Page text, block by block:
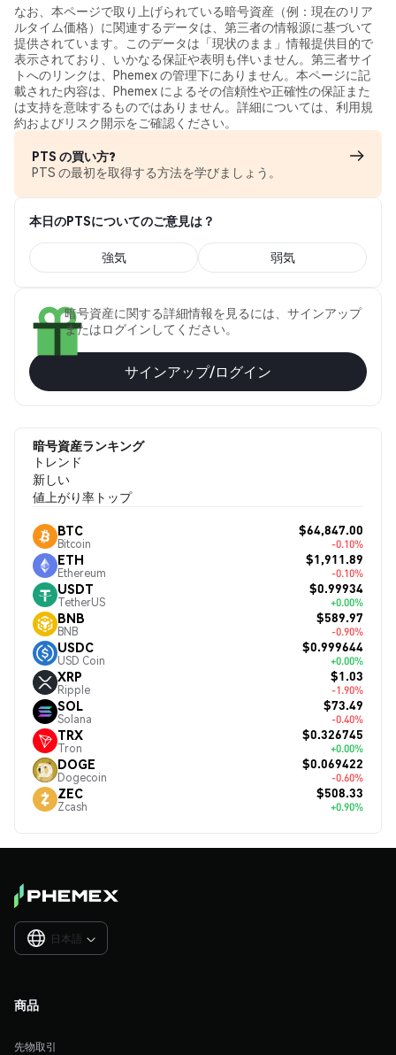
なお、本ページで取り上げられている暗号資産（例：現在のリア
ルタイム価格）に関連するデータは、第三者の情報源に基づいて
提供されています。このデータは「現状のまま」情報提供目的で
表示されており、いかなる保証や表明も伴いません。第三者サイ
トへのリンクは、Phemex の管理下にありません。本ページに記
載された内容は、Phemex によるその信頼性や正確性の保証また
は支持を意味するものではありません。詳細については、利用規
約およびリスク開示をご確認ください。
PTS の買い方?
PTS の最初を取得する方法を学びましょう。
本日のPTSについてのご意見は？
強気 弱気
暗号資産に関する詳細情報を見るには、サインアップ
またはログインしてください。
サインアップ/ログイン
暗号資産ランキング
トレンド
新しい
値上がり率トップ
BTC
Bitcoin
$64,847.00
-0.10%
ETH
Ethereum
$1,911.89
-0.10%
USDT
TetherUS
$0.99934
+0.00%
BNB
BNB
$589.97
-0.90%
USDC
USD Coin
$0.999644
+0.00%
XRP
Ripple
$1.03
-1.90%
SOL
Solana
$73.49
-0.40%
TRX
Tron
$0.326745
+0.00%
DOGE
Dogecoin
$0.069422
-0.60%
ZEC
Zcash
$508.33
+0.90%
日本語 
商品
先物取引